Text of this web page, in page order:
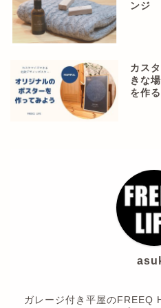
ンジ
カス
きな
を作る
ガレージ付き平屋のFREEQ